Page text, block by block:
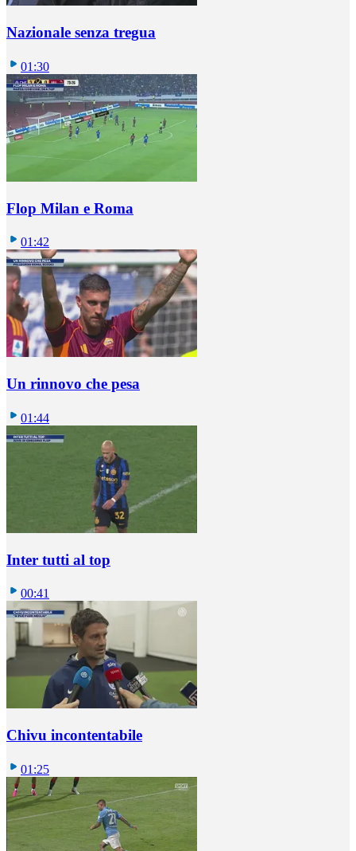
Nazionale senza tregua
01:30
Flop Milan e Roma
01:42
Un rinnovo che pesa
01:44
Inter tutti al top
00:41
Chivu incontentabile
01:25